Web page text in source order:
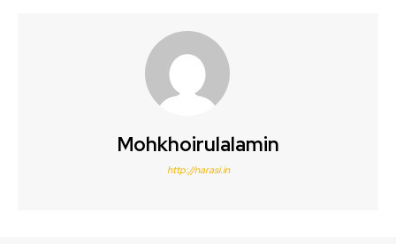
Mohkhoirulalamin
http://narasi.in